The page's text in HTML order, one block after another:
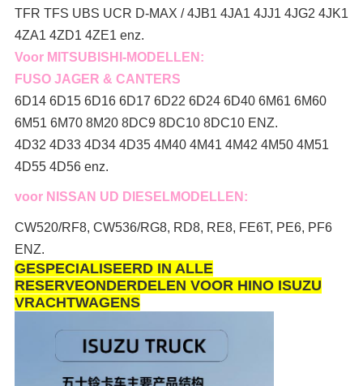
TFR TFS UBS UCR D-MAX / 4JB1 4JA1 4JJ1 4JG2 4JK1
4ZA1 4ZD1 4ZE1 enz.
Voor MITSUBISHI-MODELLEN:
FUSO JAGER & CANTERS
6D14 6D15 6D16 6D17 6D22 6D24 6D40 6M61 6M60
6M51 6M70 8M20 8DC9 8DC10 8DC10 ENZ.
4D32 4D33 4D34 4D35 4M40 4M41 4M42 4M50 4M51
4D55 4D56 enz.
voor NISSAN UD DIESELMODELLEN:
CW520/RF8, CW536/RG8, RD8, RE8, FE6T, PE6, PF6
ENZ.
GESPECIALISEERD IN ALLE
RESERVEONDERDELEN VOOR HINO ISUZU
VRACHTWAGENS